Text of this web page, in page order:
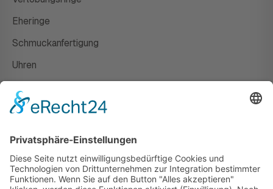
Eheringe
Schmuckanfertigung
Uhren
Susanne Steiger
Geschäfte